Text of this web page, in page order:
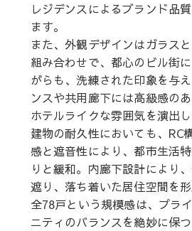
レジデンスによるブランド品
ます。
また、外観デザインはガラス
組み合わせで、都心のビル街
がらも、洗練された印象を与
ンスや共用廊下には高級感のあ
ホテルライクな雰囲気を演出し
建物の耐久性においても、RC
感と遮音性により、都市生活
りと緩和。内廊下設計により
遮り、落ち着いた居住空間を形
全78戸という規模感は、プラ
ニティのバランスを絶妙に保